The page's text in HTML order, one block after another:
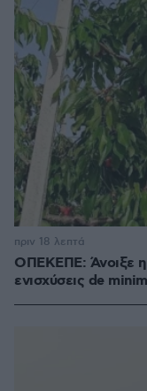
ΟΠΕΚΕΠΕ: Άνοιξε
ενισχύσεις de
πριν 18 λεπτά